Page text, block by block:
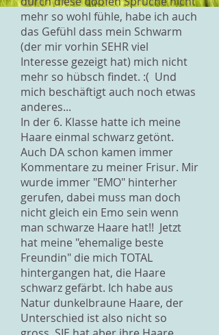
mehr so wohl fühle, habe ich auch
das Gefühl dass mein Schwarm
(der mir vorhin SEHR viel
Interesse gezeigt hat) mich nicht
mehr so hübsch findet. :( Und
mich beschäftigt auch noch etwas
anderes...
In der 6. Klasse hatte ich meine
Haare einmal schwarz getönt.
Auch DA schon kamen immer
Kommentare zu meiner Frisur. Mir
wurde immer "EMO" hinterher
gerufen, dabei muss man doch
nicht gleich ein Emo sein wenn
man schwarze Haare hat!! Jetzt
hat meine "ehemalige beste
Freundin" die mich TOTAL
hintergangen hat, die Haare
schwarz gefärbt. Ich habe aus
Natur dunkelbraune Haare, der
Unterschied ist also nicht so